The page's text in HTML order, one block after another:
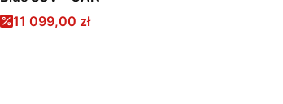
Cena promocyjna
11 099,00 zł